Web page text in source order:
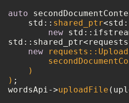
auto
    std::
shared_ptr
new
new
    )
) ;
wordsApi->uploadFile